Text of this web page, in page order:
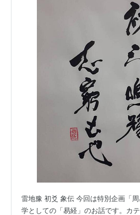
雷地豫 初爻 象伝 今回は特別企画「
学としての「易経」のお話です。カ